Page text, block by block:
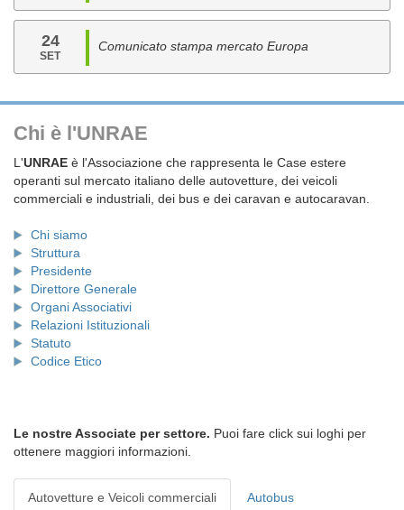
24
SET
Comunicato stampa mercato Europa
Chi è l'UNRAE
L'UNRAE è l'Associazione che rappresenta le Case estere
operanti sul mercato italiano delle autovetture, dei veicoli
commerciali e industriali, dei bus e dei caravan e autocaravan.
Chi siamo
Struttura
Presidente
Direttore Generale
Organi Associativi
Relazioni Istituzionali
Statuto
Codice Etico
Le nostre Associate per settore. Puoi fare click sui loghi per
ottenere maggiori informazioni.
Autovetture e Veicoli commerciali Autobus